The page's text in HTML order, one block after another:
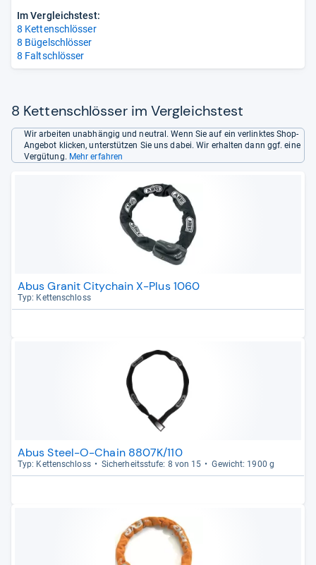
Im Vergleichstest:
8 Kettenschlösser
8 Bügelschlösser
8 Faltschlösser
8 Kettenschlösser im Vergleichstest
Wir arbeiten unabhängig und neutral. Wenn Sie auf ein verlinktes Shop-
Angebot klicken, unterstützen Sie uns dabei. Wir erhalten dann ggf. eine
Vergütung. Mehr erfahren
Abus Granit Citychain X-Plus 1060
Typ: Ket­ten­schloss
Abus Steel-O-Chain 8807K/110
Typ: Ket­ten­schloss Sicher­heits­stufe: 8 von 15 Gewicht: 1900 g